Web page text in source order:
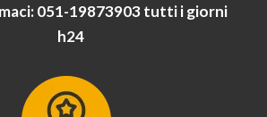
051-19873903 tutti i giorni
h24